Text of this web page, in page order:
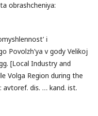
obrashcheniya:
i
Povolzh'ya v gody Velikoj
[Local Industry and
Volga Region during the
dis. … kand. ist.